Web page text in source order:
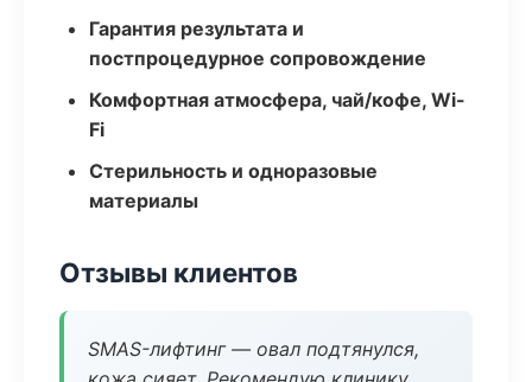
Гарантия результата и
постпроцедурное сопровождение
Комфортная атмосфера, чай/кофе, Wi-
Fi
Стерильность и одноразовые
материалы
Отзывы клиентов
SMAS-лифтинг — овал подтянулся,